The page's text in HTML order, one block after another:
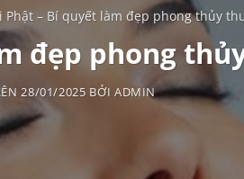
Phật – Bí quyết làm đẹp phong thủy
đẹp phong
28/01/2025 BỞI ADMIN